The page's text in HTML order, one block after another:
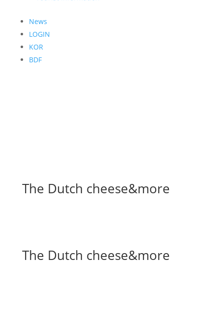
News
LOGIN
KOR
BDF
The Dutch cheese&more
The Dutch cheese&more